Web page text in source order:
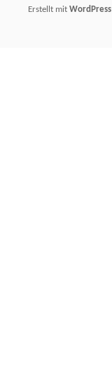
Erstellt mit WordPress